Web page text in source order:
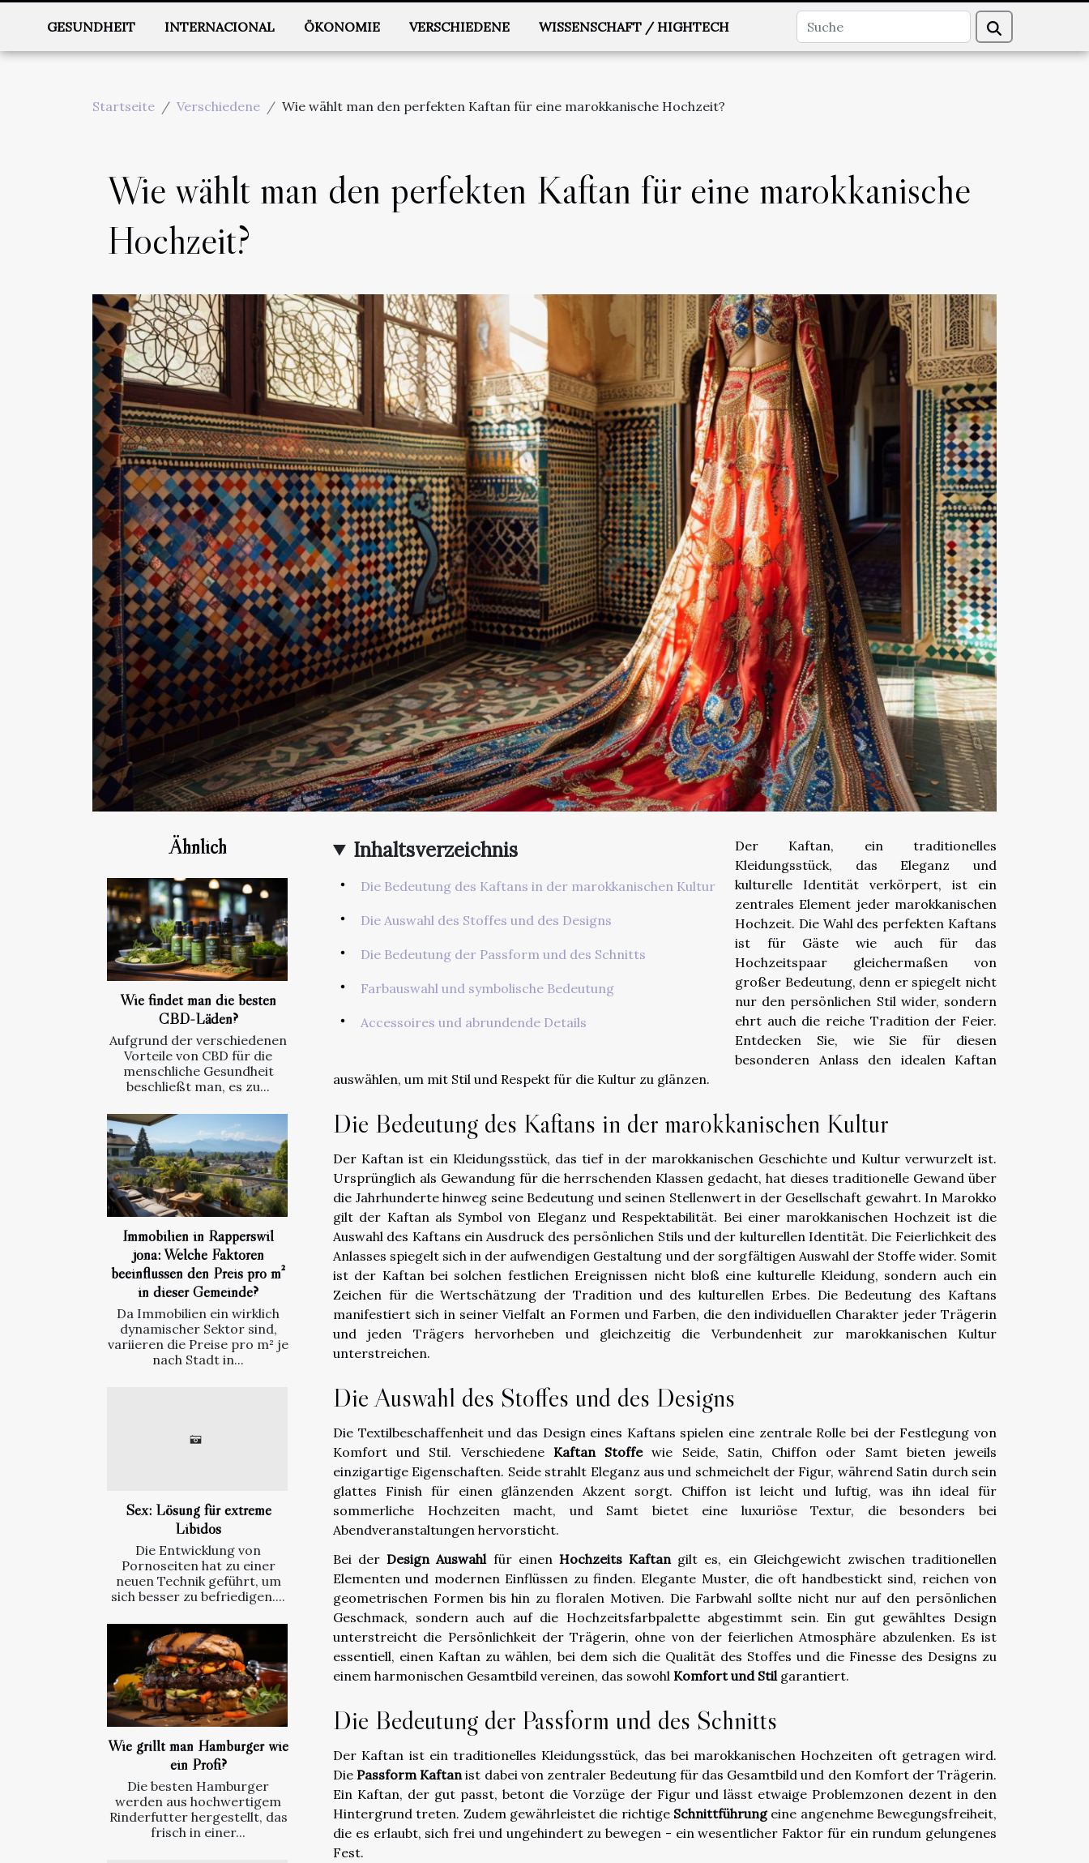
GESUNDHEIT INTERNACIONAL ÖKONOMIE VERSCHIEDENE WISSENSCHAFT / HIGHTECH
Startseite Verschiedene Wie wählt man den perfekten Kaftan für eine marokkanische Hochzeit?
Wie wählt man den perfekten Kaftan für eine marokkanische
Hochzeit?
Ähnlich
Wie findet man die besten
CBD-Läden?
Aufgrund der verschiedenen
Vorteile von CBD für die
menschliche Gesundheit
beschließt man, es zu...
Immobilien in Rapperswil
jona: Welche Faktoren
beeinflussen den Preis pro m²
in dieser Gemeinde?
Da Immobilien ein wirklich
dynamischer Sektor sind,
variieren die Preise pro m² je
nach Stadt in...
Sex: Lösung für extreme
Libidos
Die Entwicklung von
Pornoseiten hat zu einer
neuen Technik geführt, um
sich besser zu befriedigen....
Wie grillt man Hamburger wie
ein Profi?
Die besten Hamburger
werden aus hochwertigem
Rinderfutter hergestellt, das
frisch in einer...
Inhaltsverzeichnis
Die Bedeutung des Kaftans in der marokkanischen Kultur
Die Auswahl des Stoffes und des Designs
Die Bedeutung der Passform und des Schnitts
Farbauswahl und symbolische Bedeutung
Accessoires und abrundende Details
Der Kaftan, ein traditionelles
Kleidungsstück, das Eleganz und
kulturelle Identität verkörpert, ist ein
zentrales Element jeder marokkanischen
Hochzeit. Die Wahl des perfekten Kaftans
ist für Gäste wie auch für das
Hochzeitspaar gleichermaßen von
großer Bedeutung, denn er spiegelt nicht
nur den persönlichen Stil wider, sondern
ehrt auch die reiche Tradition der Feier.
Entdecken Sie, wie Sie für diesen
besonderen Anlass den idealen Kaftan
auswählen, um mit Stil und Respekt für die Kultur zu glänzen.
Die Bedeutung des Kaftans in der marokkanischen Kultur
Der Kaftan ist ein Kleidungsstück, das tief in der marokkanischen Geschichte und Kultur verwurzelt ist.
Ursprünglich als Gewandung für die herrschenden Klassen gedacht, hat dieses traditionelle Gewand über
die Jahrhunderte hinweg seine Bedeutung und seinen Stellenwert in der Gesellschaft gewahrt. In Marokko
gilt der Kaftan als Symbol von Eleganz und Respektabilität. Bei einer marokkanischen Hochzeit ist die
Auswahl des Kaftans ein Ausdruck des persönlichen Stils und der kulturellen Identität. Die Feierlichkeit des
Anlasses spiegelt sich in der aufwendigen Gestaltung und der sorgfältigen Auswahl der Stoffe wider. Somit
ist der Kaftan bei solchen festlichen Ereignissen nicht bloß eine kulturelle Kleidung, sondern auch ein
Zeichen für die Wertschätzung der Tradition und des kulturellen Erbes. Die Bedeutung des Kaftans
manifestiert sich in seiner Vielfalt an Formen und Farben, die den individuellen Charakter jeder Trägerin
und jeden Trägers hervorheben und gleichzeitig die Verbundenheit zur marokkanischen Kultur
unterstreichen.
Die Auswahl des Stoffes und des Designs
Die Textilbeschaffenheit und das Design eines Kaftans spielen eine zentrale Rolle bei der Festlegung von
Komfort und Stil. Verschiedene Kaftan Stoffewie Seide, Satin, Chiffon oder Samt bieten jeweils
einzigartige Eigenschaften. Seide strahlt Eleganz aus und schmeichelt der Figur, während Satin durch sein
glattes Finish für einen glänzenden Akzent sorgt. Chiffon ist leicht und luftig, was ihn ideal für
sommerliche Hochzeiten macht, und Samt bietet eine luxuriöse Textur, die besonders bei
Abendveranstaltungen hervorsticht.
Bei der Design Auswahl für einen Hochzeits Kaftan gilt es, ein Gleichgewicht zwischen traditionellen
Elementen und modernen Einflüssen zu finden. Elegante Muster, die oft handbestickt sind, reichen von
geometrischen Formen bis hin zu floralen Motiven. Die Farbwahl sollte nicht nur auf den persönlichen
Geschmack, sondern auch auf die Hochzeitsfarbpalette abgestimmt sein. Ein gut gewähltes Design
unterstreicht die Persönlichkeit der Trägerin, ohne von der feierlichen Atmosphäre abzulenken. Es ist
essentiell, einen Kaftan zu wählen, bei dem sich die Qualität des Stoffes und die Finesse des Designs zu
einem harmonischen Gesamtbild vereinen, das sowohl Komfort und Stil garantiert.
Die Bedeutung der Passform und des Schnitts
Der Kaftan ist ein traditionelles Kleidungsstück, das bei marokkanischen Hochzeiten oft getragen wird.
Die Passform Kaftan ist dabei von zentraler Bedeutung für das Gesamtbild und den Komfort der Trägerin.
Ein Kaftan, der gut passt, betont die Vorzüge der Figur und lässt etwaige Problemzonen dezent in den
Hintergrund treten. Zudem gewährleistet die richtige Schnittführungeine angenehme Bewegungsfreiheit,
die es erlaubt, sich frei und ungehindert zu bewegen - ein wesentlicher Faktor für ein rundum gelungenes
Fest.